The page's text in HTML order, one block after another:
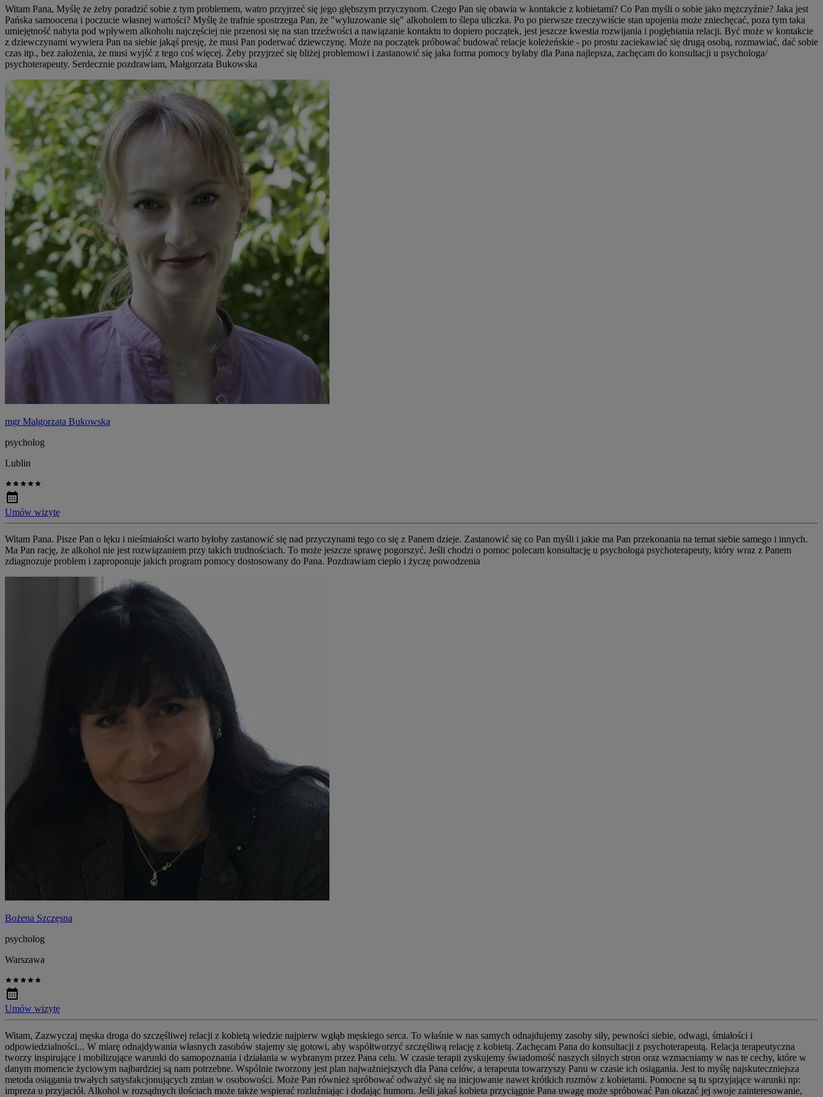
Witam Pana, Myślę że żeby poradzić sobie z tym problemem, watro przyjrzeć się jego głębszym przyczynom. Czego Pan się obawia w kontakcie z kobietami? Co Pan myśli o sobie jako mężczyźnie? Jaka jest
Pańska samoocena i poczucie własnej wartości? Myślę że trafnie spostrzega Pan, że "wyluzowanie się" alkoholem to ślepa uliczka. Po po pierwsze rzeczywiście stan upojenia może zniechęcać, poza tym taka
umiejętność nabyta pod wpływem alkoholu najczęściej nie przenosi się na stan trzeźwości a nawiązanie kontaktu to dopiero początek, jest jeszcze kwestia rozwijania i pogłębiania relacji. Być może w kontakcie
z dziewczynami wywiera Pan na siebie jakąś presję, że musi Pan poderwać dziewczynę. Może na początek próbować budować relacje koleżeńskie - po prostu zaciekawiać się drugą osobą, rozmawiać, dać sobie
czas itp., bez założenia, że musi wyjść z tego coś więcej. Żeby przyjrzeć się bliżej problemowi i zastanowić się jaka forma pomocy byłaby dla Pana najlepsza, zachęcam do konsultacji u psychologa/
psychoterapeuty. Serdecznie pozdrawiam, Małgorzata Bukowska
mgr Małgorzata Bukowska
psycholog
Lublin
Umów wizytę
Witam Pana. Pisze Pan o lęku i nieśmiałości warto byłoby zastanowić się nad przyczynami tego co się z Panem dzieje. Zastanowić się co Pan myśli i jakie ma Pan przekonania na temat siebie samego i innych.
Ma Pan rację, że alkohol nie jest rozwiązaniem przy takich trudnościach. To może jeszcze sprawę pogorszyć. Jeśli chodzi o pomoc polecam konsultację u psychologa psychoterapeuty, który wraz z Panem
zdiagnozuje problem i zaproponuje jakich program pomocy dostosowany do Pana. Pozdrawiam ciepło i życzę powodzenia
Bożena Szczęsna
psycholog
Warszawa
Umów wizytę
Witam, Zazwyczaj męska droga do szczęśliwej relacji z kobietą wiedzie najpierw wgłąb męskiego serca. To właśnie w nas samych odnajdujemy zasoby siły, pewności siebie, odwagi, śmiałości i
odpowiedzialności... W miarę odnajdywania własnych zasobów stajemy się gotowi, aby współtworzyć szczęśliwą relację z kobietą. Zachęcam Pana do konsultacji z psychoterapeutą. Relacja terapeutyczna
tworzy inspirujące i mobilizujące warunki do samopoznania i działania w wybranym przez Pana celu. W czasie terapii zyskujemy świadomość naszych silnych stron oraz wzmacniamy w nas te cechy, które w
danym momencie życiowym najbardziej są nam potrzebne. Wspólnie tworzony jest plan najważniejszych dla Pana celów, a terapeuta towarzyszy Panu w czasie ich osiągania. Jest to myślę najskuteczniejsza
metoda osiągania trwałych satysfakcjonujących zmian w osobowości. Może Pan również spróbować odważyć się na inicjowanie nawet krótkich rozmów z kobietami. Pomocne są tu sprzyjające warunki np:
impreza u przyjaciół. Alkohol w rozsądnych ilościach może także wspierać rozluźniając i dodając humoru. Jeśli jakaś kobieta przyciągnie Pana uwagę może spróbować Pan okazać jej swoje zainteresowanie,